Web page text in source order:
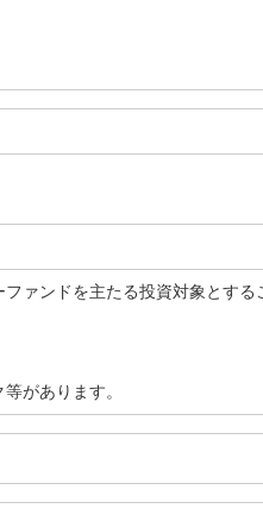
ァンドを主たる投資対象とす
があります。